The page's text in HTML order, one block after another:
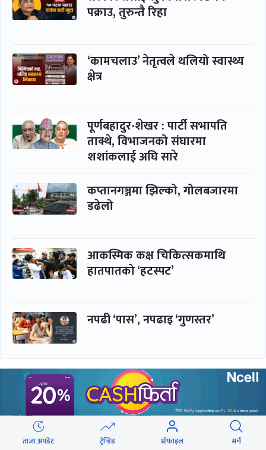
पक्राउ, तुरुन्तै रिहा
‘कामचलाउ’ नेतृत्वले थलियो स्वास्थ्य
क्षेत्र
पूर्णबहादुर-शेखर : पार्टी सभापति
ताक्थे, विभाजनको संघारमा
शशांकलाई अघि सारे
कप्तानगञ्जमा झिल्को, गोलबजारमा
डढेलो
आकस्मिक कक्ष चिकित्सकमाथि
हातपातको ‘हटस्पट’
नपढी ‘पास’, नपढाइ ‘गुणस्तर’
ताजा अपडेट ट्रेन्डिङ प्रोफाइल सर्च
समाचार
समाज
विचार/ब्लग
बिजनेस
बजार